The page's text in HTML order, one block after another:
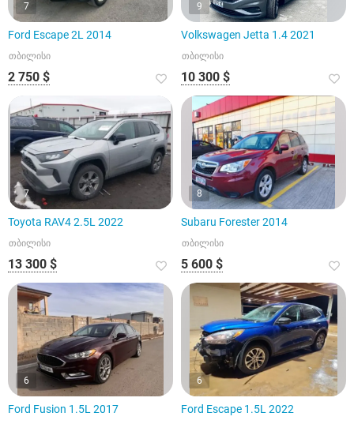
7
Ford Escape 2L 2014
თბილისი
2 750 $
9
Volkswagen Jetta 1.4 2021
თბილისი
10 300 $
7
Toyota RAV4 2.5L 2022
თბილისი
13 300 $
8
Subaru Forester 2014
თბილისი
5 600 $
6
Ford Fusion 1.5L 2017
6
Ford Escape 1.5L 2022